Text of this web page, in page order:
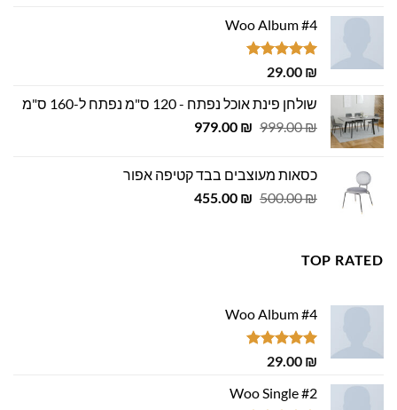
500.00 ₪.
Woo Album #4
דורג5.00
29.00 ₪
שולחן פינת אוכל נפתח - 120 ס"מ נפתח ל-160 ס"מ
999.00₪
המחיר
999.00 ₪.
979.00 ₪
המחיר
979.00 ₪.
כסאות מעוצבים בבד קטיפה אפור
500.00₪
המחיר
455.00 ₪
המחיר
TOP RATED
Woo Album #4
דורג5.00
29.00 ₪
Woo Single #2